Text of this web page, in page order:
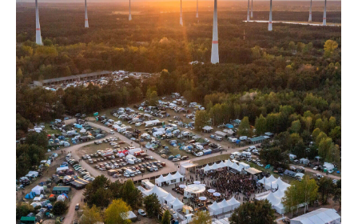
Ich habe eine Frage zu den Lost
Airfield Tagesspielen
WEITER